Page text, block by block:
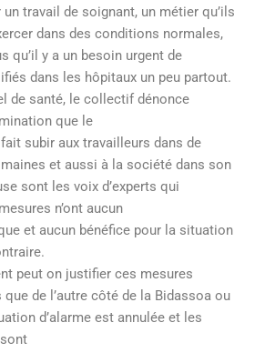
un travail de soignant, un métier qu’ils
dans des conditions normales,
qu’il y a un besoin urgent de
dans les hôpitaux un peu partout.
de santé, le collectif dénonce
que le
subir aux travailleurs dans de
et aussi à la société dans son
sont les voix d’experts qui
n’ont aucun
et aucun bénéfice pour la situation
peut on justifier ces mesures
que de l’autre côté de la Bidassoa ou
d’alarme est annulée et les